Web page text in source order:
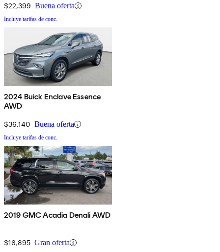
$22,399 Buena oferta
Incluye tarifas de conc.
2024 Buick Enclave Essence
AWD
$36,140 Buena oferta
Incluye tarifas de conc.
2019 GMC Acadia Denali AWD
$16,895 Gran oferta